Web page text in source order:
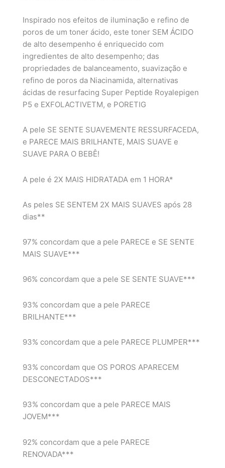
Inspirado nos efeitos de iluminação e refino de
poros de um toner ácido, este toner SEM ÁCIDO
de alto desempenho é enriquecido com
ingredientes de alto desempenho; das
propriedades de balanceamento, suavização e
refino de poros da Niacinamida, alternativas
ácidas de resurfacing Super Peptide Royalepigen
P5 e EXFOLACTIVETM, e PORETIG
A pele SE SENTE SUAVEMENTE RESSURFACEDA,
e PARECE MAIS BRILHANTE, MAIS SUAVE e
SUAVE PARA O BEBÊ!
A pele é 2X MAIS HIDRATADA em 1 HORA*
As peles SE SENTEM 2X MAIS SUAVES após 28
dias**
97% concordam que a pele PARECE e SE SENTE
MAIS SUAVE***
96% concordam que a pele SE SENTE SUAVE***
93% concordam que a pele PARECE
BRILHANTE***
93% concordam que a pele PARECE PLUMPER***
93% concordam que OS POROS APARECEM
DESCONECTADOS***
93% concordam que a pele PARECE MAIS
JOVEM***
92% concordam que a pele PARECE
RENOVADA***